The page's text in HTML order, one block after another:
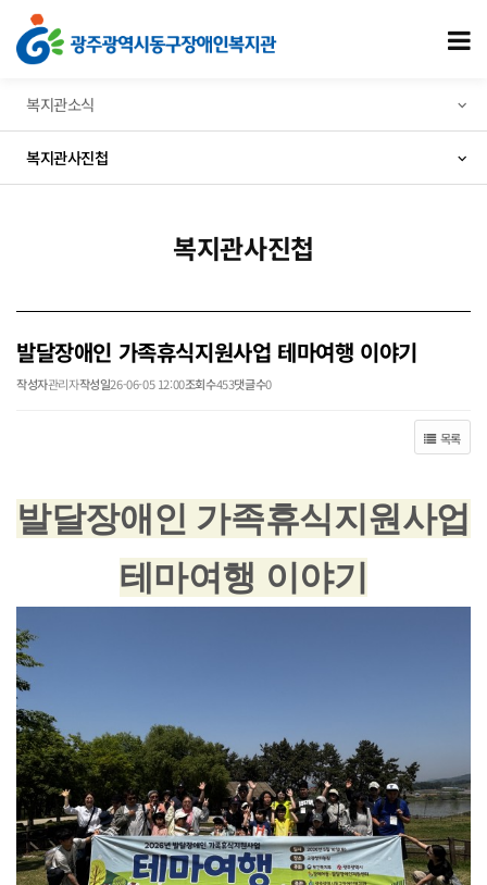
발달장애인 가족휴식지원사업 테마여행 이야기 > 복지관사진첩
복지관소식
복지관사진첩
복지관사진첩
발달장애인 가족휴식지원사업 테마여행 이야기
작성자관리자작성일26-06-05 12:00조회수453댓글수0
목록
발달장애인 가족휴식지원사업
테마여행 이야기